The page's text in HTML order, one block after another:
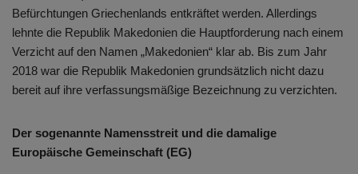
Befürchtungen Griechenlands entkräftet werden. Allerdings
lehnte die Republik Makedonien die Hauptforderung nach einem
Verzicht auf den Namen „Makedonien“ klar ab. Bis zum Jahr
2018 war die Republik Makedonien grundsätzlich nicht dazu
bereit auf ihre verfassungsmäßige Bezeichnung zu verzichten.
Der sogenannte Namensstreit und die damalige
Europäische Gemeinschaft (EG)